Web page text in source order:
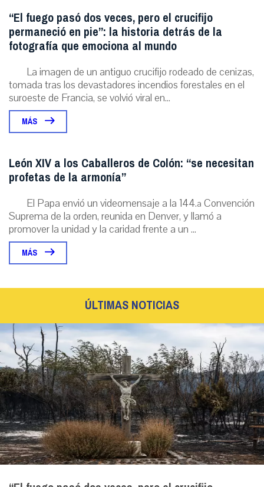
“El fuego pasó dos veces, pero el crucifijo
permaneció en pie”: la historia detrás de la
fotografía que emociona al mundo
La imagen de un antiguo crucifijo rodeado de cenizas,
tomada tras los devastadores incendios forestales en el
suroeste de Francia, se volvió viral en...
MÁS
León XIV a los Caballeros de Colón: “se necesitan
profetas de la armonía”
El Papa envió un videomensaje a la 144.ª Convención
Suprema de la orden, reunida en Denver, y llamó a
promover la unidad y la caridad frente a un ...
MÁS
ÚLTIMAS NOTICIAS